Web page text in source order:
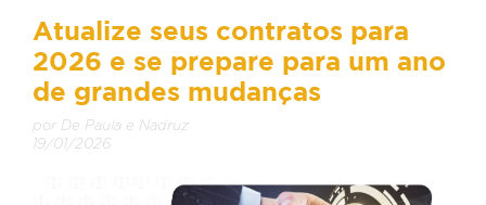
Atualize seus contratos para
2026 e se prepare para um ano
de grandes mudanças
por De Paula e Nadruz
19/01/2026